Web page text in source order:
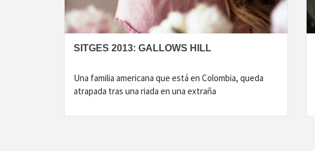
SITGES 2013: GALLOWS HILL
Una familia americana que está en Colombia, queda
atrapada tras una riada en una extraña